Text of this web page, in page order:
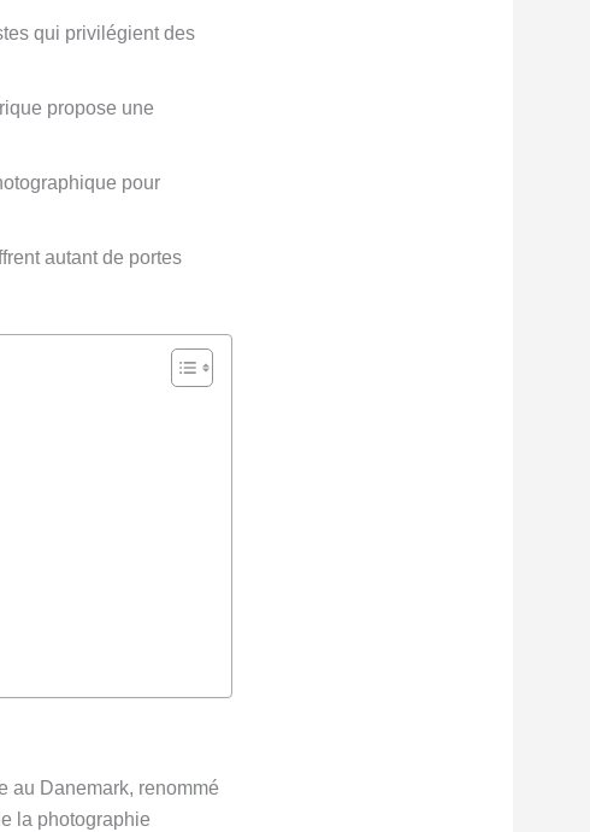
qui privilégient des
propose une
pour
autant de portes
au Danemark, renommé
la photographie